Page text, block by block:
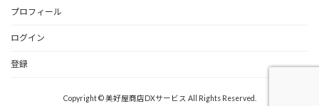
プロフィール
ログイン
登録
Copyright © 美好屋商店DXサービス All Rights Reserved.